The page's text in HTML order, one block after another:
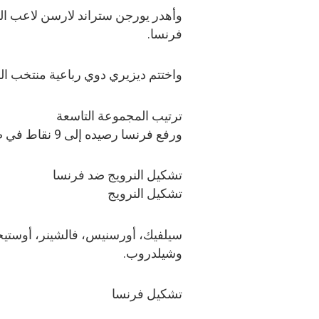
فرنسا.
واختتم ديزيري دوي رباعية منتخب
ترتيب المجموعة التاسعة
ورفع فرنسا رصيده إلى 9 نقاط في صدارة المجموعة ثم النرويج برصيد 6 نقاط.
تشكيل النرويج ضد فرنسا
تشكيل النرويج
سيلفيك، أورسنيس، فالشينر،
وشيلدروب.
تشكيل فرنسا